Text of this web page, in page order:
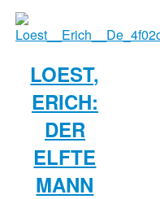
LOEST,
ERICH:
DER
ELFTE
MANN